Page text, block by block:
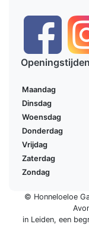
Openingstijden
Maandag
Dinsdag
Woensdag
Donderdag
Vrijdag
Zaterdag
Zondag
© Honneloeloe
in Leiden, een